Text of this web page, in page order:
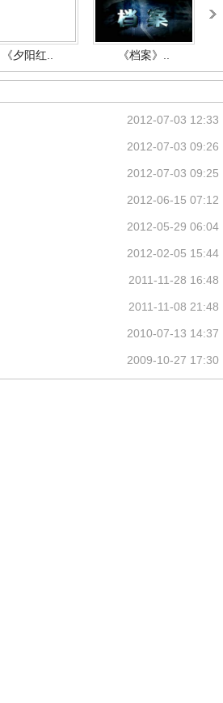
《夕阳红.. 《档案》..
2012-07-03 12:33
2012-07-03 09:26
2012-07-03 09:25
2012-06-15 07:12
2012-05-29 06:04
2012-02-05 15:44
2011-11-28 16:48
2011-11-08 21:48
2010-07-13 14:37
2009-10-27 17:30